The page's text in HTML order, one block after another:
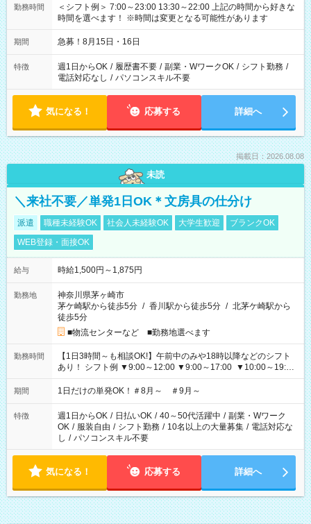
勤務時間
＜シフト例＞ 7:00～23:00 13:30～22:00 上記の時間から好きな
時間を選べます！ ※時間は変更となる可能性があります
期間 急募！8月15日・16日
特徴 週1日からOK / 履歴書不要 / 副業・WワークOK / シフト勤務 /
電話対応なし / パソコンスキル不要
気になる！ 応募する 詳細へ
掲載日：2026.08.08
未読
＼来社不要／単発1日OK＊文房具の仕分け
派遣 職種未経験OK 社会人未経験OK 大学生歓迎
ブランクOK
WEB登録・面接OK
給与 時給1,500円～1,875円
勤務地
神奈川県茅ヶ崎市
茅ケ崎駅から徒歩5分 / 香川駅から徒歩5分 / 北茅ケ崎駅から
徒歩5分
■物流センターなど ■勤務地選べます
勤務時間
【1日3時間～も相談OK!】午前中のみや18時以降などのシフト
あり！ シフト例 ▼9:00～12:00 ▼9:00～17:00 ▼10:00～19:00
▼18:00～21:00
期間 1日だけの単発OK！＃8月～ ＃9月～
特徴 週1日からOK / 日払いOK / 40～50代活躍中 / 副業・Wワーク
OK / 服装自由 / シフト勤務 / 10名以上の大量募集 / 電話対応な
し / パソコンスキル不要
気になる！ 応募する 詳細へ